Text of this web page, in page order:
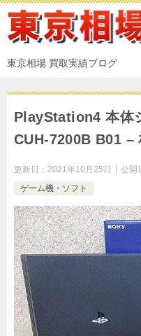
東京相場 買取実績ブログ
PlayStation4 本体
CUH-7200B B01 –
更新日： 2021年10月25日 公開
ゲーム機・ソフト